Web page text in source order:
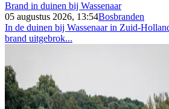
Brand in duinen bij Wassenaar
05 augustus 2026, 13:54Bosbranden
In de duinen bij Wassenaar in Zuid-
brand uitgebrok...